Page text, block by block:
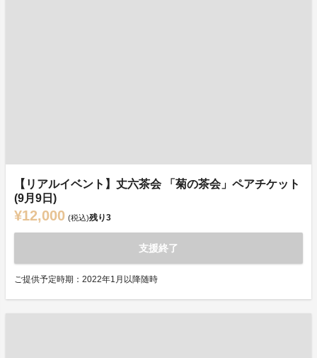
【リアルイベント】丈六茶会 「菊の茶会」ペアチケット
(9月9日)
¥12,000 (税込)残り3
支援終了
ご提供予定時期：2022年1月以降随時